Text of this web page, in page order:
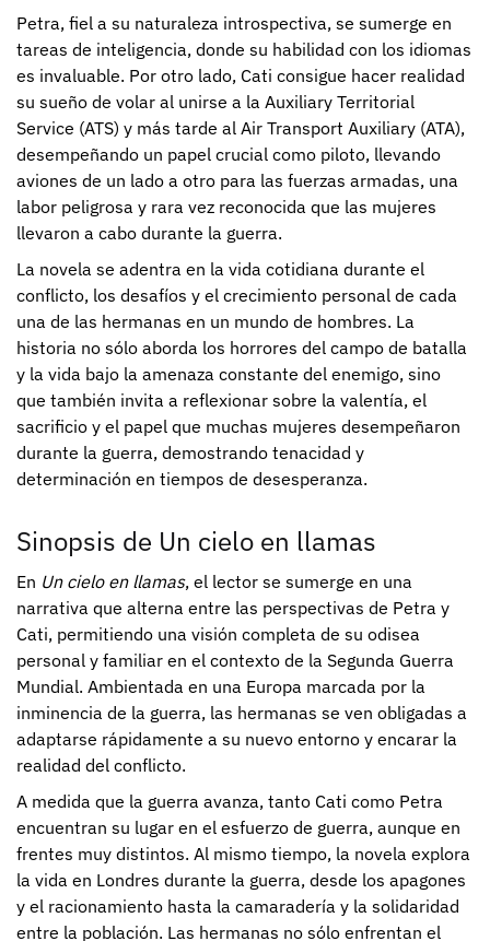
Petra, fiel a su naturaleza introspectiva, se sumerge en
tareas de inteligencia, donde su habilidad con los idiomas
es invaluable. Por otro lado, Cati consigue hacer realidad
su sueño de volar al unirse a la Auxiliary Territorial
Service (ATS) y más tarde al Air Transport Auxiliary (ATA),
desempeñando un papel crucial como piloto, llevando
aviones de un lado a otro para las fuerzas armadas, una
labor peligrosa y rara vez reconocida que las mujeres
llevaron a cabo durante la guerra.
La novela se adentra en la vida cotidiana durante el
conflicto, los desafíos y el crecimiento personal de cada
una de las hermanas en un mundo de hombres. La
historia no sólo aborda los horrores del campo de batalla
y la vida bajo la amenaza constante del enemigo, sino
que también invita a reflexionar sobre la valentía, el
sacrificio y el papel que muchas mujeres desempeñaron
durante la guerra, demostrando tenacidad y
determinación en tiempos de desesperanza.
Sinopsis de Un cielo en llamas
En Un cielo en llamas, el lector se sumerge en una
narrativa que alterna entre las perspectivas de Petra y
Cati, permitiendo una visión completa de su odisea
personal y familiar en el contexto de la Segunda Guerra
Mundial. Ambientada en una Europa marcada por la
inminencia de la guerra, las hermanas se ven obligadas a
adaptarse rápidamente a su nuevo entorno y encarar la
realidad del conflicto.
A medida que la guerra avanza, tanto Cati como Petra
encuentran su lugar en el esfuerzo de guerra, aunque en
frentes muy distintos. Al mismo tiempo, la novela explora
la vida en Londres durante la guerra, desde los apagones
y el racionamiento hasta la camaradería y la solidaridad
entre la población. Las hermanas no sólo enfrentan el